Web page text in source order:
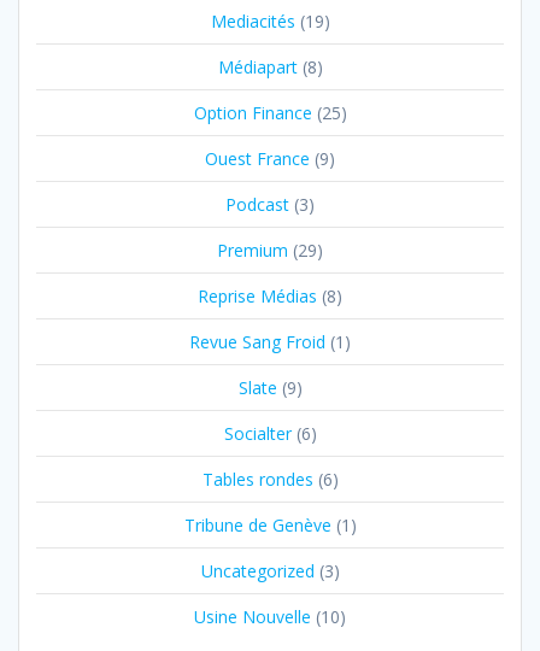
Mediacités (19)
Médiapart(8)
Option Finance (25)
Ouest France (9)
Podcast (3)
Premium (29)
Reprise Médias (8)
Revue Sang Froid (1)
Slate (9)
Socialter(6)
Tables rondes (6)
Tribune de Genève (1)
Uncategorized (3)
Usine Nouvelle (10)